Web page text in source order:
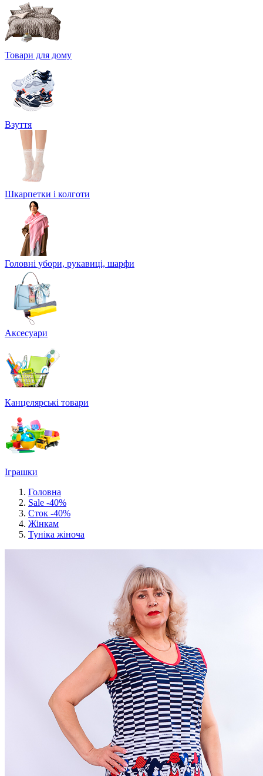
Товари для дому
Взуття
Шкарпетки і колготи
Головні убори, рукавиці, шарфи
Аксесуари
Канцелярські товари
Іграшки
Головна
Sale -40%
Сток -40%
Жінкам
Туніка жіноча